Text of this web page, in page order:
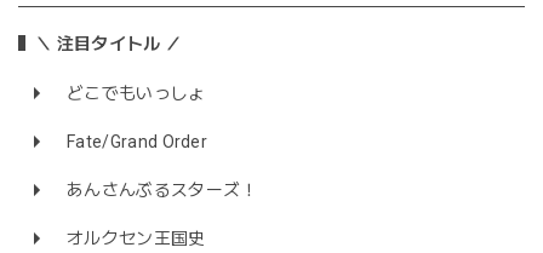
＼ 注目タイトル ／
どこでもいっしょ
Fate/Grand Order
あんさんぶるスターズ！
オルクセン王国史